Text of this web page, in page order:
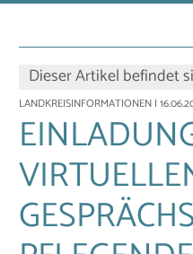
Dieser Artikel befindet
LANDKREISINFORMATIONEN |